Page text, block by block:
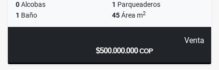
0Alcobas 1 Parqueaderos
1 Baño 45Área m2
Venta
$500.000.000COP